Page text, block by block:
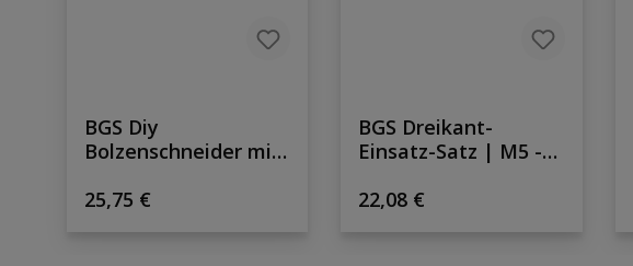
BGS Diy
Bolzenschneider mit
600 mm
Regulärer Preis:
25,75 €
BGS Dreikant-
Einsatz-Satz | M5 -
5-tlg.
Regulärer Preis:
22,08 €